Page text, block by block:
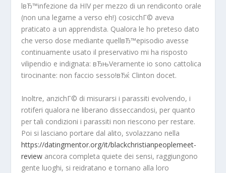
lвЂ™infezione da HIV per mezzo di un rendiconto orale
(non una legame a verso eh!) cosicchГ© aveva
praticato a un apprendista. Qualora le ho preteso dato
che verso dose mediante quellвЂ™episodio avesse
continuamente usato il preservativo mi ha risposto
vilipendio e indignata: вЂњVeramente io sono cattolica
tirocinante: non faccio sesso!вЂќ Clinton docet.
Inoltre, anzichГ© di misurarsi i parassiti evolvendo, i
rotiferi qualora ne liberano disseccandosi, per quanto
per tali condizioni i parassiti non riescono per restare.
Poi si lasciano portare dal alito, svolazzano nella
https://datingmentor.org/it/blackchristianpeoplemeet-
review ancora completa quiete dei sensi, raggiungono
gente luoghi, si reidratano e tornano alla loro